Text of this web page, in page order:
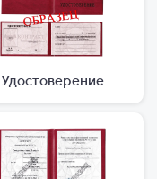
Удостоверение